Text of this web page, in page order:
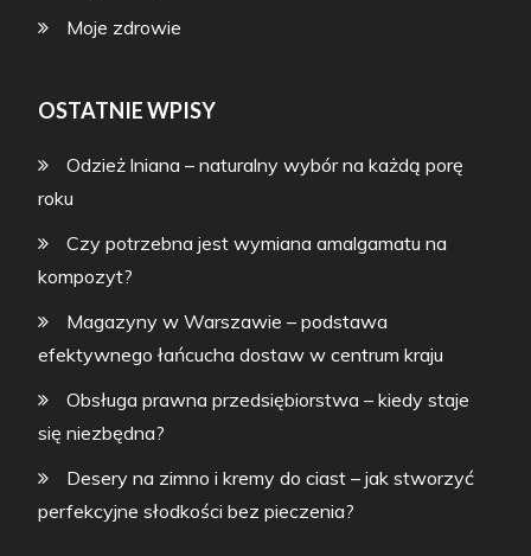
Moje zdrowie
OSTATNIE WPISY
Odzież lniana – naturalny wybór na każdą porę
roku
Czy potrzebna jest wymiana amalgamatu na
kompozyt?
Magazyny w Warszawie – podstawa
efektywnego łańcucha dostaw w centrum kraju
Obsługa prawna przedsiębiorstwa – kiedy staje
się niezbędna?
Desery na zimno i kremy do ciast – jak stworzyć
perfekcyjne słodkości bez pieczenia?